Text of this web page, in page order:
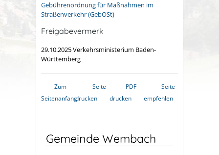
Gebührenordnung für Maßnahmen im
Straßenverkehr (GebOSt)
Freigabevermerk
29.10.2025 Verkehrsministerium Baden-
Württemberg
Zum
Seitenanfang
Seite
drucken
PDF
drucken
Seite
empfehlen
Gemeinde Wembach